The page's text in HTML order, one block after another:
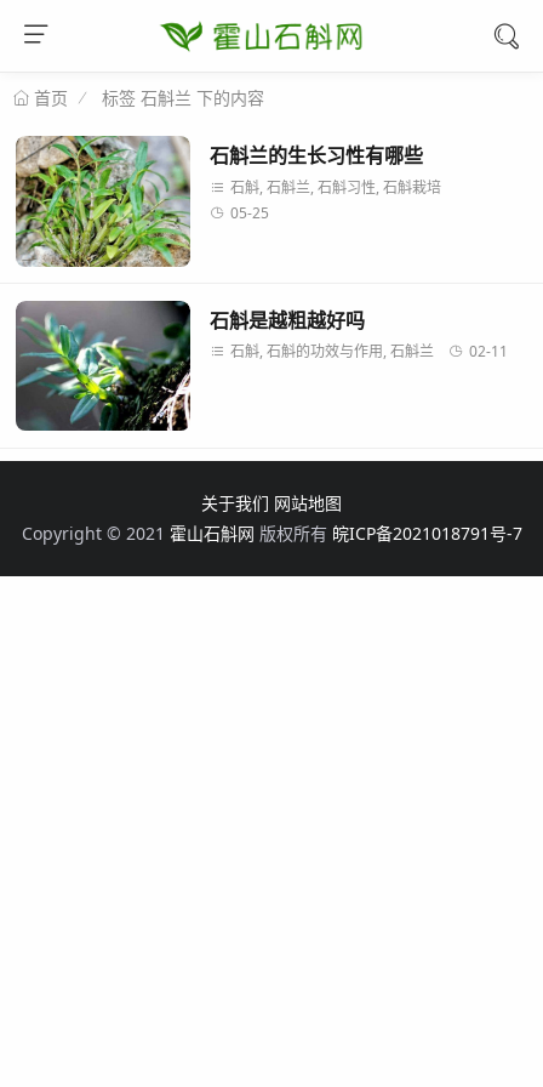
首页 标签 石斛兰 下的内容
石斛兰的生长习性有哪些
石斛, 石斛兰, 石斛习性, 石斛栽培
05-25
石斛是越粗越好吗
石斛, 石斛的功效与作用, 石斛兰 02-11
关于我们 网站地图
Copyright © 2021 霍山石斛网 版权所有 皖ICP备2021018791号-7